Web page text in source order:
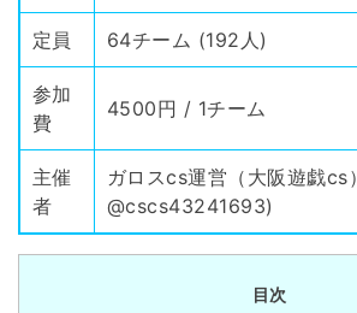
定員 64チーム (192人)
参加
費
4500円 / 1チーム
主催
者
ガロスcs運営（大阪遊戯cs
@cscs43241693)
目次